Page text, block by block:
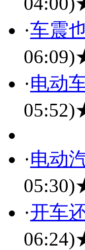
·车震
06:09)
·电动
05:52)
·电动
05:30)
·开车
06:24)